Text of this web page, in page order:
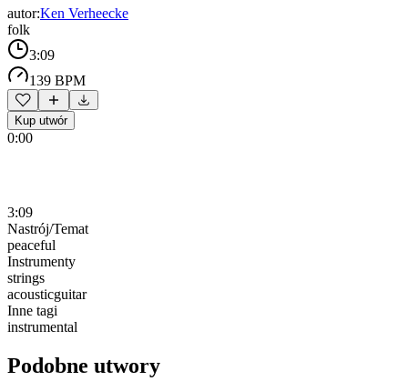
autor:Ken Verheecke
folk
3:09
139 BPM
Kup utwór
0:00
3:09
Nastrój/Temat
peaceful
Instrumenty
strings
acousticguitar
Inne tagi
instrumental
Podobne utwory